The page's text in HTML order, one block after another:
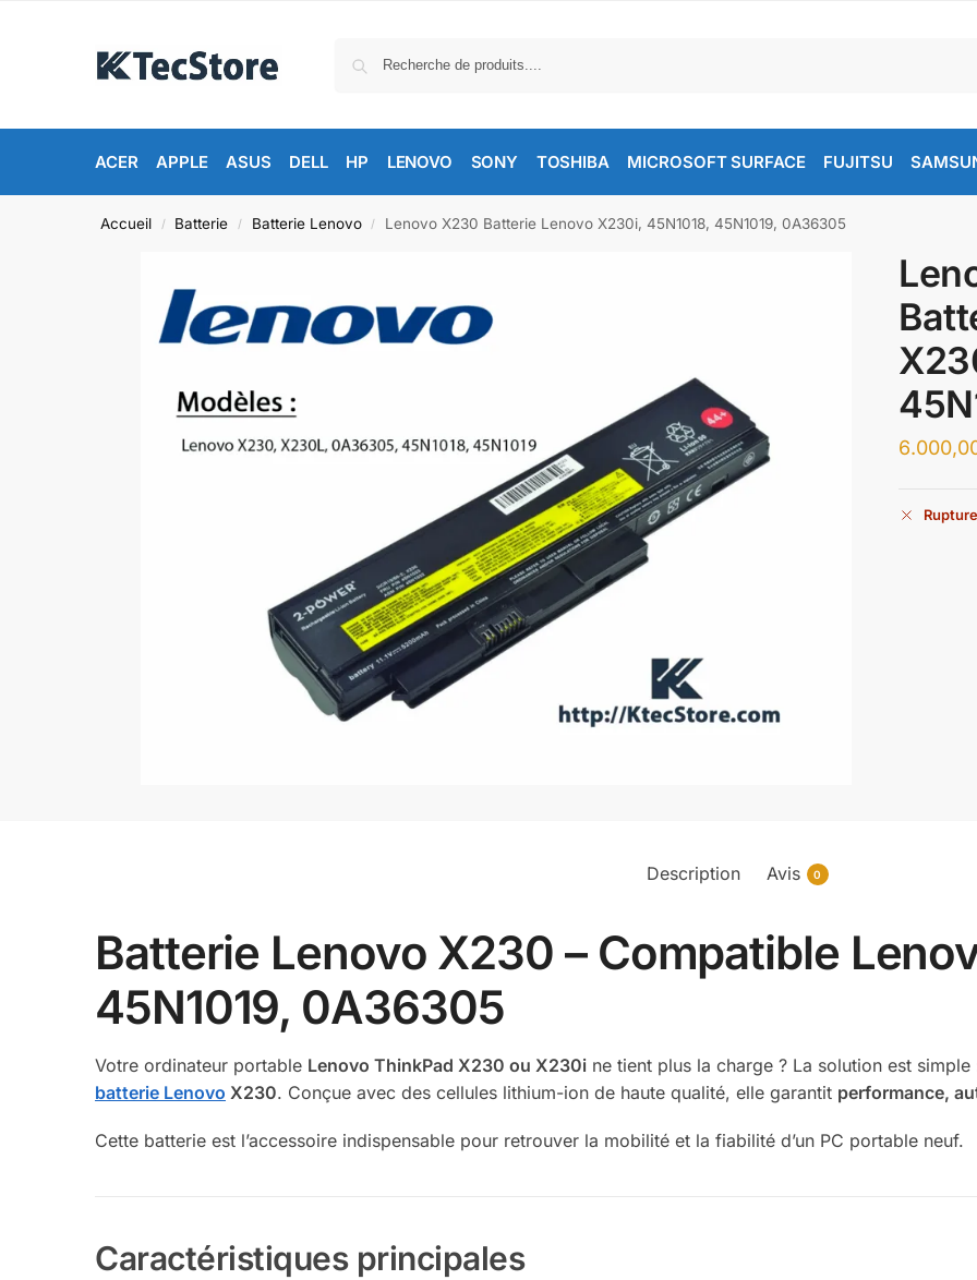
ACER APPLE ASUS DELL HP LENOVO SONY TOSHIBA MICROSOFT SURFACE FUJITSU
Accueil / Batterie / Batterie Lenovo / Lenovo X230 Batterie Lenovo X230i, 45N1018, 45N1019, 0A36305
Description Avis 0
Batterie Lenovo X230 – Compatible
45N1019, 0A36305
Votre ordinateur portable Lenovo ThinkPad X230 ou X230i ne tient plus la charge ? La solution est
batterie Lenovo X230. Conçue avec des cellules lithium-ion de haute qualité, elle garantit performance,
Cette batterie est l’accessoire indispensable pour retrouver la mobilité et la fiabilité d’un PC portable neuf.
Caractéristiques principales